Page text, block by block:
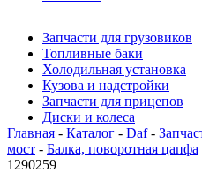
Запчасти для грузовиков
Топливные баки
Холодильная установка
Кузова и надстройки
Запчасти для прицепов
Диски и колеса
Главная - Каталог - Daf-
мост - Балка, поворотная цапфа
1290259